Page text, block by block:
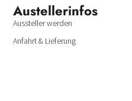
Austeller­infos
Aussteller werden
Anfahrt & Lieferung